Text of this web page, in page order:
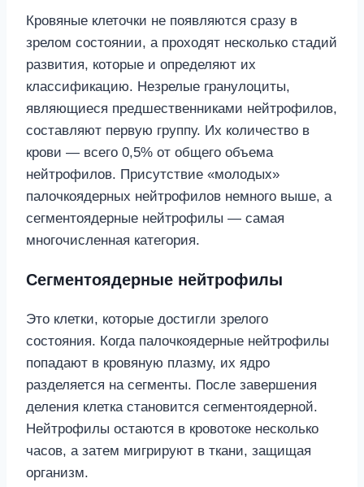
Кровяные клеточки не появляются сразу в
зрелом состоянии, а проходят несколько стадий
развития, которые и определяют их
классификацию. Незрелые гранулоциты,
являющиеся предшественниками нейтрофилов,
составляют первую группу. Их количество в
крови — всего 0,5% от общего объема
нейтрофилов. Присутствие «молодых»
палочкоядерных нейтрофилов немного выше, а
сегментоядерные нейтрофилы — самая
многочисленная категория.
Сегментоядерные нейтрофилы
Это клетки, которые достигли зрелого
состояния. Когда палочкоядерные нейтрофилы
попадают в кровяную плазму, их ядро
разделяется на сегменты. После завершения
деления клетка становится сегментоядерной.
Нейтрофилы остаются в кровотоке несколько
часов, а затем мигрируют в ткани, защищая
организм.